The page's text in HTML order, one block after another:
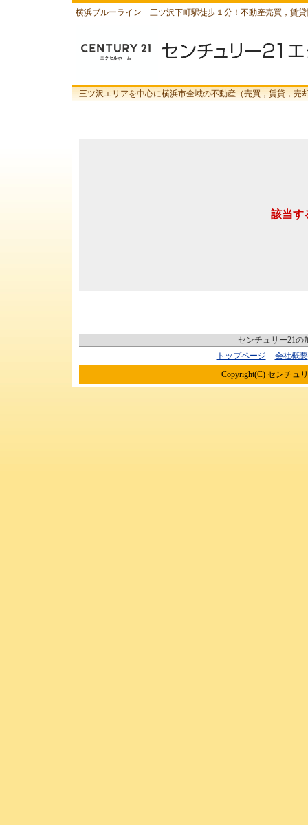
横浜ブルーライン 三ツ沢下町駅徒歩１分！不動産売買，賃
三ツ沢エリアを中心に横浜市全域の不動産（売買，賃貸，
該当す
センチュリー21の
トップページ
会社概要
Copyright(C) センチュ